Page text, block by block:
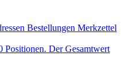
Bestellungen Merkzettel
Positionen. Der Gesamtwert